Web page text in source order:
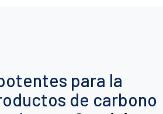
para la
de carbono